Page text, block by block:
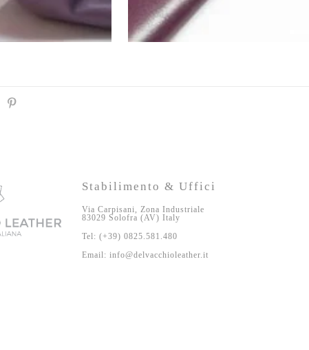
Stabilimento & Uffici
Via Carpisani, Zona Industriale
83029 Solofra (AV) Italy
Tel: (+39) 0825.581.480
Email: info@delvacchioleather.it